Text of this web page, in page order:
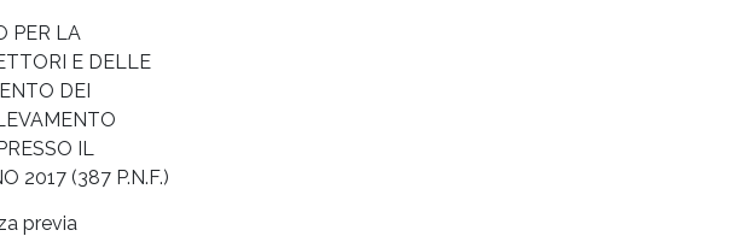
PER LA
E DELLE
DEI
IL
2017 (387 P.N.F.)
previa